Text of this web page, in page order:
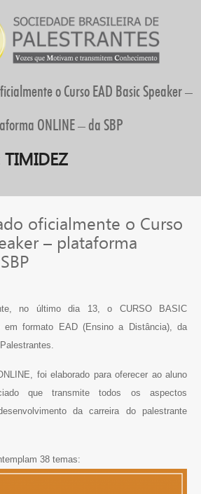
o Curso EAD Basic Speaker –
ONLINE – da SBP
TIMIDEZ
oficialmente o Curso
– plataforma
no último dia 13, o CURSO BASIC
em formato EAD (Ensino a Distância), da
foi elaborado para oferecer ao aluno
que transmite todos os aspectos
da carreira do palestrante
38 temas: